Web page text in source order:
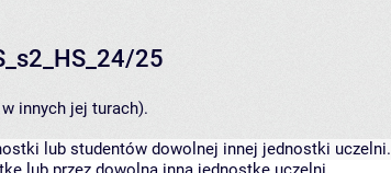
25
innych jej turach).
lub studentów dowolnej innej jednostki uczelni.